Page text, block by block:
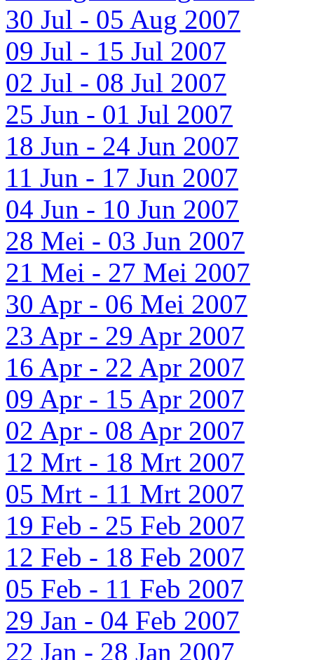
30 Jul - 05 Aug 2007
09 Jul - 15 Jul 2007
02 Jul - 08 Jul 2007
25 Jun - 01 Jul 2007
18 Jun - 24 Jun 2007
11 Jun - 17 Jun 2007
04 Jun - 10 Jun 2007
28 Mei - 03 Jun 2007
21 Mei - 27 Mei 2007
30 Apr - 06 Mei 2007
23 Apr - 29 Apr 2007
16 Apr - 22 Apr 2007
09 Apr - 15 Apr 2007
02 Apr - 08 Apr 2007
12 Mrt - 18 Mrt 2007
05 Mrt - 11 Mrt 2007
19 Feb - 25 Feb 2007
12 Feb - 18 Feb 2007
05 Feb - 11 Feb 2007
29 Jan - 04 Feb 2007
22 Jan - 28 Jan 2007